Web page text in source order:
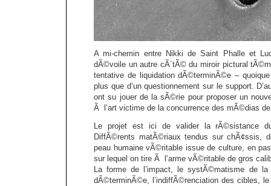
A mi-chemin entre Nikki de Saint Phalle et
dÃ©voile un autre cÃ´tÃ© du miroir pictural
tentative de liquidation dÃ©terminÃ©e – quoique
plus que d’un questionnement sur le support.
ont su jouer de la sÃ©rie pour proposer un
Ã l’art victime de la concurrence des mÃ©dias
Le projet est ici de valider la rÃ©sistance
DiffÃ©rents matÃ©riaux tendus sur
peau humaine vÃ©ritable issue de culture, en
sur lequel on tire Ã l’arme vÃ©ritable de gros
La forme de l’impact, le systÃ©matisme de
dÃ©terminÃ©e, l’indiffÃ©renciation des cibles,